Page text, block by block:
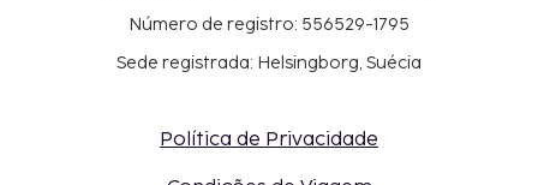
Número de registro: 556529-1795
Sede registrada: Helsingborg, Suécia
Política de Privacidade